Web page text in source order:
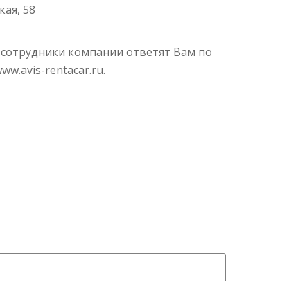
58
компании ответят Вам по
rentacar.ru.